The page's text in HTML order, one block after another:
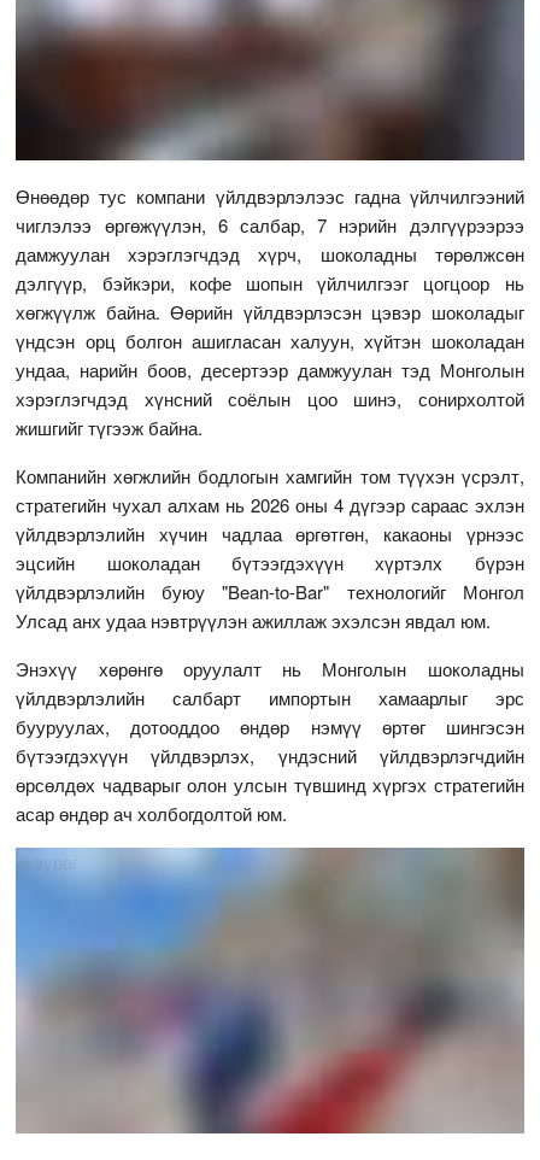
Өнөөдөр тус компани үйлдвэрлэлээс гадна үйлчилгээний
чиглэлээ өргөжүүлэн, 6 салбар, 7 нэрийн дэлгүүрээрээ
дамжуулан хэрэглэгчдэд хүрч, шоколадны төрөлжсөн
дэлгүүр, бэйкэри, кофе шопын үйлчилгээг цогцоор нь
хөгжүүлж байна. Өөрийн үйлдвэрлэсэн цэвэр шоколадыг
үндсэн орц болгон ашигласан халуун, хүйтэн шоколадан
ундаа, нарийн боов, десертээр дамжуулан тэд Монголын
хэрэглэгчдэд хүнсний соёлын цоо шинэ, сонирхолтой
жишгийг түгээж байна.
Компанийн хөгжлийн бодлогын хамгийн том түүхэн үсрэлт,
стратегийн чухал алхам нь 2026 оны 4 дүгээр сараас эхлэн
үйлдвэрлэлийн хүчин чадлаа өргөтгөн, какаоны үрнээс
эцсийн шоколадан бүтээгдэхүүн хүртэлх бүрэн
үйлдвэрлэлийн буюу "Bean-to-Bar" технологийг Монгол
Улсад анх удаа нэвтрүүлэн ажиллаж эхэлсэн явдал юм.
Энэхүү хөрөнгө оруулалт нь Монголын шоколадны
үйлдвэрлэлийн салбарт импортын хамаарлыг эрс
бууруулах, дотооддоо өндөр нэмүү өртөг шингэсэн
бүтээгдэхүүн үйлдвэрлэх, үндэсний үйлдвэрлэгчдийн
өрсөлдөх чадварыг олон улсын түвшинд хүргэх стратегийн
асар өндөр ач холбогдолтой юм.